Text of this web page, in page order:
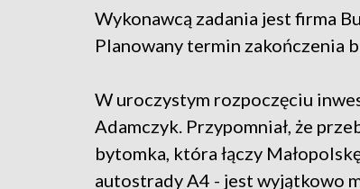
Wykonawcą zadania jest firma
Planowany termin zakończenia
W uroczystym rozpoczęciu
Adamczyk. Przypomniał, że
bytomka, która łączy
autostrady A4 - jest wyjątkowo